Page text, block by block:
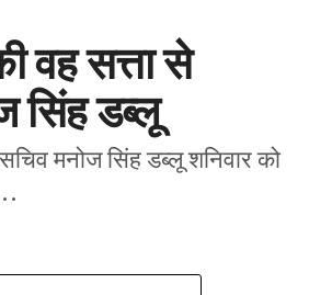
वह सत्ता से
सिंह डब्लू
मनोज सिंह डब्लू शनिवार को